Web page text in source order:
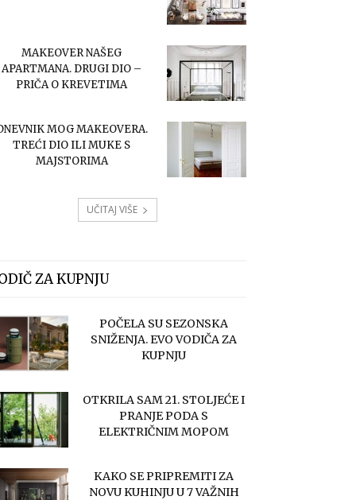
MAKEOVER NAŠEG
APARTMANA. DRUGI DIO –
PRIČA O KREVETIMA
MOG MAKEOVERA.
TREĆI DIO ILI MUKE S
MAJSTORIMA
UČITAJ VIŠE
ZA KUPNJU
POČELA SU SEZONSKA
SNIŽENJA. EVO VODIČA ZA
KUPNJU
OTKRILA SAM 21. STOLJEĆE I
PRANJE PODA S
ELEKTRIČNIM MOPOM
KAKO SE PRIPREMITI ZA
NOVU KUHINJU U 7 VAŽNIH